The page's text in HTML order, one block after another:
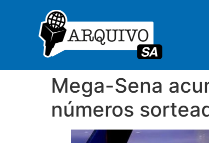
Mega-Sena
números